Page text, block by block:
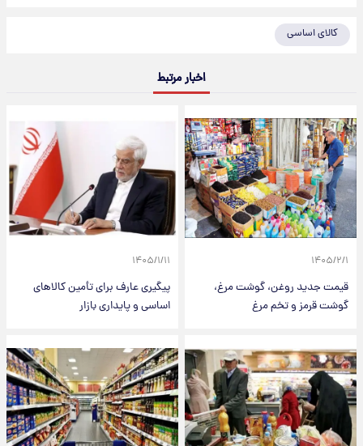
کالای اساسی
اخبار مرتبط
۱۴۰۵/۲/۱
قیمت جدید روغن، گوشت مرغ،
گوشت قرمز و تخم مرغ
۱۴۰۵/۱/۱۱
پیگیری عارف برای تأمین کالاهای
اساسی و پایداری بازار